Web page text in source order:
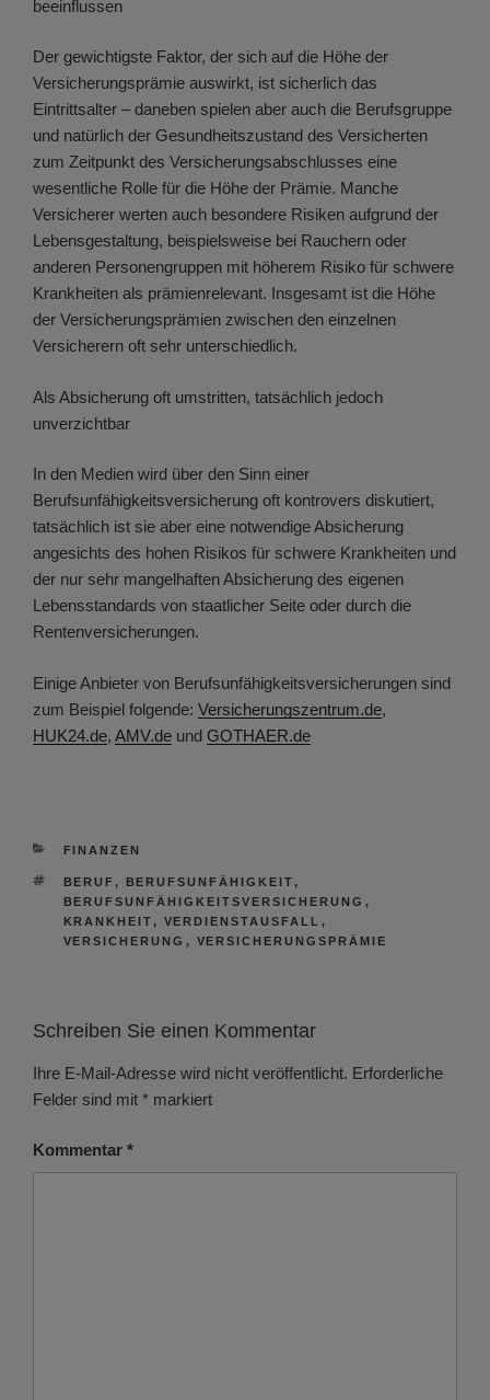
beeinflussen
Der gewichtigste Faktor, der sich auf die Höhe der
Versicherungsprämie auswirkt, ist sicherlich das
Eintrittsalter – daneben spielen aber auch die Berufsgruppe
und natürlich der Gesundheitszustand des Versicherten
zum Zeitpunkt des Versicherungsabschlusses eine
wesentliche Rolle für die Höhe der Prämie. Manche
Versicherer werten auch besondere Risiken aufgrund der
Lebensgestaltung, beispielsweise bei Rauchern oder
anderen Personengruppen mit höherem Risiko für schwere
Krankheiten als prämienrelevant. Insgesamt ist die Höhe
der Versicherungsprämien zwischen den einzelnen
Versicherern oft sehr unterschiedlich.
Als Absicherung oft umstritten, tatsächlich jedoch
unverzichtbar
In den Medien wird über den Sinn einer
Berufsunfähigkeitsversicherung oft kontrovers diskutiert,
tatsächlich ist sie aber eine notwendige Absicherung
angesichts des hohen Risikos für schwere Krankheiten und
der nur sehr mangelhaften Absicherung des eigenen
Lebensstandards von staatlicher Seite oder durch die
Rentenversicherungen.
Einige Anbieter von Berufsunfähigkeitsversicherungen sind
zum Beispiel folgende: Versicherungszentrum.de,
HUK24.de, AMV.de und GOTHAER.de
KATEGORIEN
FINANZEN
SCHLAGWÖRTER
BERUF , BERUFSUNFÄHIGKEIT ,
BERUFSUNFÄHIGKEITSVERSICHERUNG ,
KRANKHEIT , VERDIENSTAUSFALL ,
VERSICHERUNG , VERSICHERUNGSPRÄMIE
Schreiben Sie einen Kommentar
Ihre E-Mail-Adresse wird nicht veröffentlicht. Erforderliche
Felder sind mit * markiert
Kommentar *